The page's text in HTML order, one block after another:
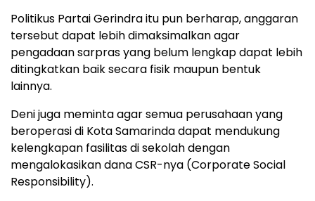
Politikus Partai Gerindra itu pun berharap, anggaran
tersebut dapat lebih dimaksimalkan agar
pengadaan sarpras yang belum lengkap dapat lebih
ditingkatkan baik secara fisik maupun bentuk
lainnya.
Deni juga meminta agar semua perusahaan yang
beroperasi di Kota Samarinda dapat mendukung
kelengkapan fasilitas di sekolah dengan
mengalokasikan dana CSR-nya (Corporate Social
Responsibility).